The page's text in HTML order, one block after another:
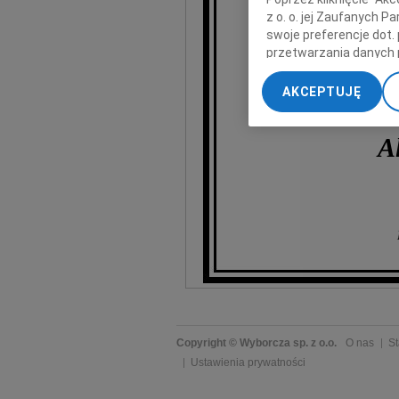
Copyright © Wyborcza sp. z o.o. O nas
Ustawienia prywatności
z o. o. jej Zaufanych
swoje preferencje dot.
przetwarzania danych
„Ustawienia
My, nasi Zaufani
dokładnych danych
Przechowywanie
treści, badnie
AKCEPTUJĘ